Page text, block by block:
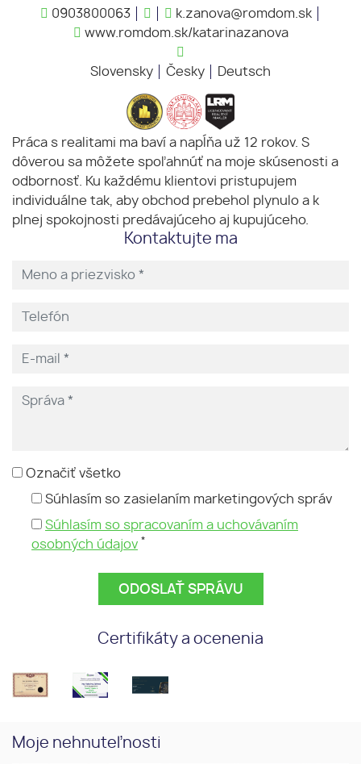
0903800063
k.zanova@romdom.sk
www.romdom.sk/katarinazanova
Slovensky Česky Deutsch
Práca s realitami ma baví a napĺňa už 12 rokov. S
dôverou sa môžete spoľahnúť na moje skúsenosti a
odbornosť. Ku každému klientovi pristupujem
individuálne tak, aby obchod prebehol plynulo a k
plnej spokojnosti predávajúceho aj kupujúceho.
Kontaktujte ma
Označiť všetko
Súhlasím so zasielaním marketingových správ
Súhlasím so spracovaním a uchovávaním
osobných údajov *
Certifikáty a ocenenia
Moje nehnuteľnosti